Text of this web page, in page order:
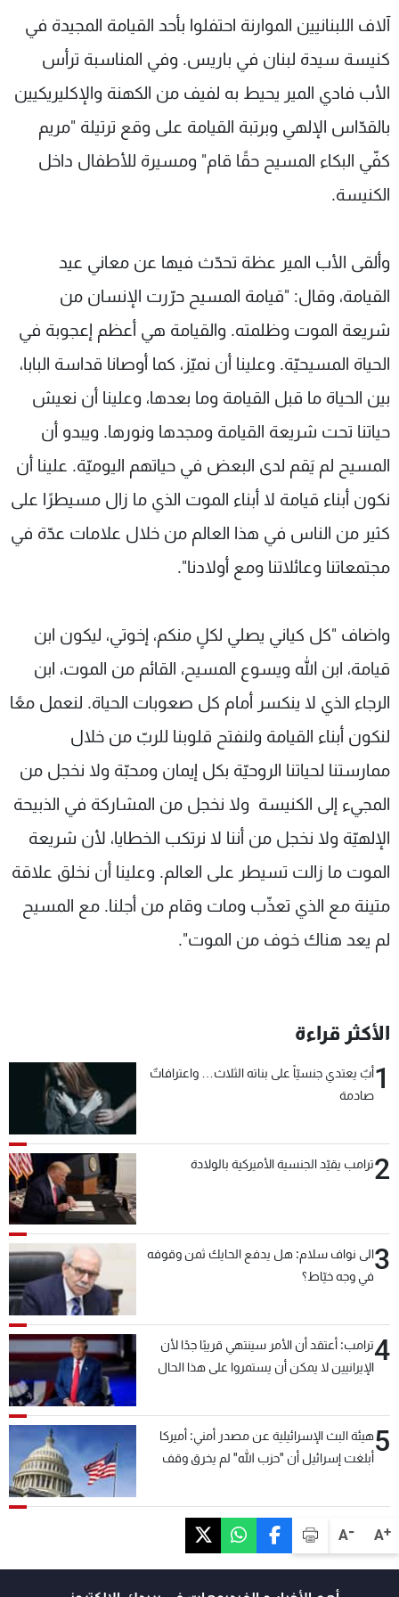
A+
A-
آلاف اللبنانيين الموارنة احتفلوا بأحد القيامة المجيدة في
كنيسة سيدة لبنان في باريس. وفي المناسبة ترأس
الأب فادي المير يحيط به لفيف من الكهنة والإكليريكيين
بالقدّاس الإلهي وبرتبة القيامة على وقع ترتيلة "مريم
كفّي البكاء المسيح حقًا قام" ومسيرة للأطفال داخل
الكنيسة.
وألقى الأب المير عظة تحدّث فيها عن معاني عيد
القيامة، وقال: "قيامة المسيح حرّرت الإنسان من
شريعة الموت وظلمته. والقيامة هي أعظم إعجوبة في
الحياة المسيحيّة. وعلينا أن نميّز، كما أوصانا قداسة البابا،
بين الحياة ما قبل القيامة وما بعدها، وعلينا أن نعيش
حياتنا تحت شريعة القيامة ومجدها ونورها. ويبدو أن
المسيح لم يَقم لدى البعض في حياتهم اليوميّة. علينا أن
نكون أبناء قيامة لا أبناء الموت الذي ما زال مسيطرًا على
كثير من الناس في هذا العالم من خلال علامات عدّة في
مجتمعاتنا وعائلاتنا ومع أولادنا".
واضاف "كل كياني يصلي لكلٍ منكم، إخوتي، ليكون ابن
قيامة، ابن الله ويسوع المسيح، القائم من الموت، ابن
الرجاء الذي لا ينكسر أمام كل صعوبات الحياة. لنعمل معًا
لنكون أبناء القيامة ولنفتح قلوبنا للربّ من خلال
ممارستنا لحياتنا الروحيّة بكل إيمان ومحبّة ولا نخجل من
المجيء إلى الكنيسة ولا نخجل من المشاركة في الذبيحة
الإلهيّة ولا نخجل من أننا لا نرتكب الخطايا، لأن شريعة
الموت ما زالت تسيطر على العالم. وعلينا أن نخلق علاقة
متينة مع الذي تعذّب ومات وقام من أجلنا. مع المسيح
لم يعد هناك خوف من الموت".
الأكثر قراءة
1أبٌ يعتدي جنسيّاً على بناته الثلاث… واعترافاتٌ
صادمة
2ترامب يقيّد الجنسية الأميركية بالولادة
3الى نواف سلام: هل يدفع الحايك ثمن وقوفه
في وجه خيّاط؟
4ترامب: أعتقد أن الأمر سينتهي قريبًا جدًا لأن
الإيرانيين لا يمكن أن يستمروا على هذا الحال
5هيئة البث الإسرائيلية عن مصدر أمني: أميركا
أبلغت إسرائيل أن "حزب الله" لم يخرق وقف
شاهد البرامج
عن MTV
الإنـتـاج
لاعلاناتكم
وظائف
تواصل معنا
شروط الإسـتخدام
سياسة الخصوصية